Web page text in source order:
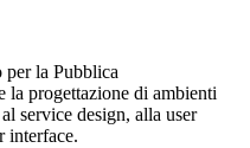
per la Pubblica
la progettazione di ambienti
service design, alla user
interface.